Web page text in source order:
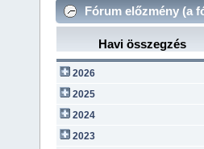
Fórum előzmény (a
Havi összegzés
2026
2025
2024
2023